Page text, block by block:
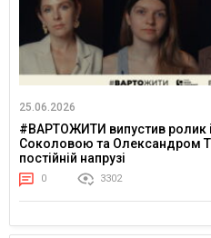
25.06.2026
#ВАРТОЖИТИ випустив ролик
Соколовою та Олександром
постійній напрузі
0 3302